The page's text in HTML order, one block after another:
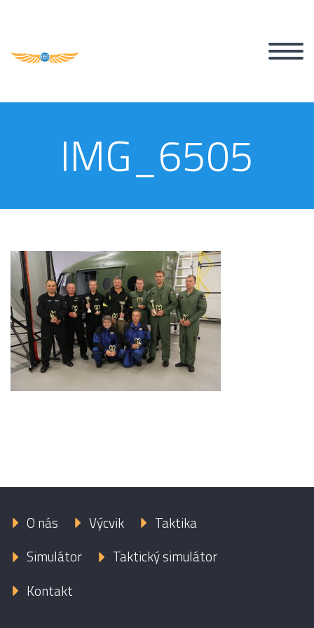
IMG_6505
O nás Výcvik
Taktika
Simulátor
Taktický simulátor
Kontakt